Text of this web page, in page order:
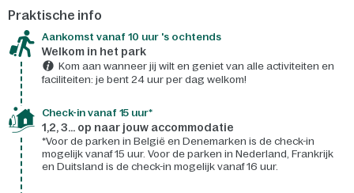
Praktische info
Aankomst vanaf 10 uur 's ochtends
Welkom in het park
Kom aan wanneer jij wilt en geniet van alle activiteiten en
faciliteiten: je bent 24 uur per dag welkom!
Check-in vanaf 15 uur*
1,2, 3... op naar jouw accommodatie
*Voor de parken in België en Denemarken is de check-in
mogelijk vanaf 15 uur. Voor de parken in Nederland, Frankrijk
en Duitsland is de check-in mogelijk vanaf 16 uur.